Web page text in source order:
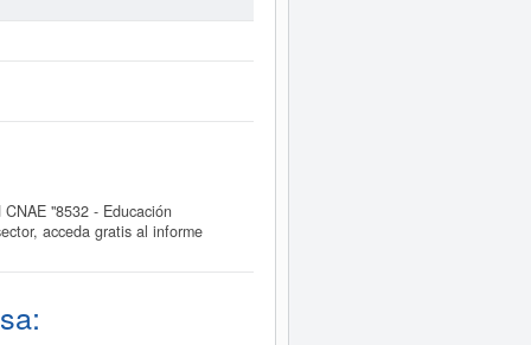
"8532 - Educación
acceda gratis al informe